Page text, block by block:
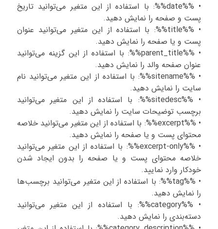
• %%date%%: با استفاده از این متغیر می‌توانید تاریخ
پست و صفحه را نمایش دهید.
• %%title%%: با استفاده از این متغیر می‌توانید عنوان
پست و یا صفحه را نمایش دهید.
• %%parent_title%%: با استفاده از این گزینه می‌توانید
عنوان صفحه والد را نمایش دهید.
• %%sitename%%: با استفاده از این متغیر می‌توانید نام
سایت را نمایش دهید.
• %%sitedesc%%: با استفاده از این متغیر می‌توانید
برچسب توضیحات سایت را نمایش دهید.
• %%excerpt%%: با استفاده از این متغیر می‌توانید خلاصه
محتوای پست و یا صفحه را نمایش دهید.
• %%excerpt-only%%: با استفاده از این متغیر می‌توانید
خلاصه محتوای پست و یا صفحه را بدون ایجاد شدن
خودکار وارد نمایید.
• %%tag%%: با استفاده از این متغیر می‌توانید برچسب‌ها
را نمایش دهید.
• %%category%%: با استفاده از این متغیر می‌توانید
دسته‌بندی را نمایش دهید.